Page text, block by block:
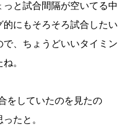
と試合間隔が空いてる中
にもそろそろ試合したい
、ちょうどいいタイミン
。
をしていたのを見たの
たと。